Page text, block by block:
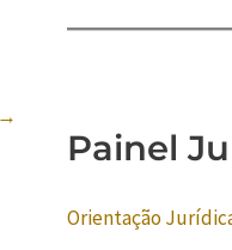
→
Painel
Orientação